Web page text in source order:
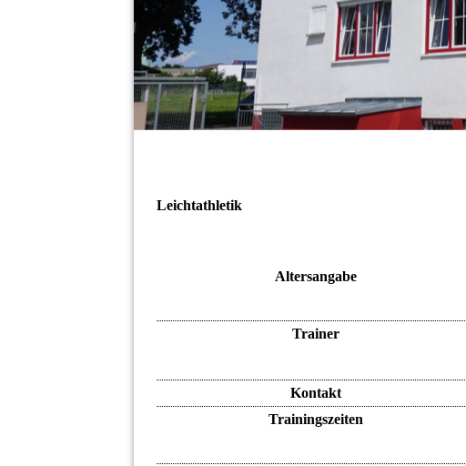
Leichtathletik
Altersangabe
Trainer
Kontakt
Trainingszeiten